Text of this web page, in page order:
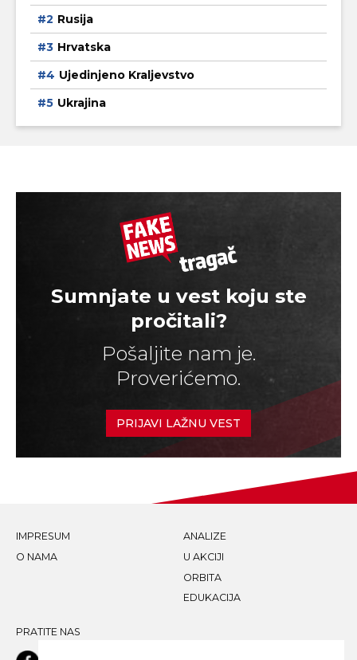
Rusija
Hrvatska
Ujedinjeno Kraljevstvo
Ukrajina
Sumnjate u vest koju ste
pročitali?
Pošaljite nam je.
Proverićemo.
PRIJAVI LAŽNU VEST
IMPRESUM
O NAMA
ANALIZE
U AKCIJI
ORBITA
EDUKACIJA
PRATITE NAS